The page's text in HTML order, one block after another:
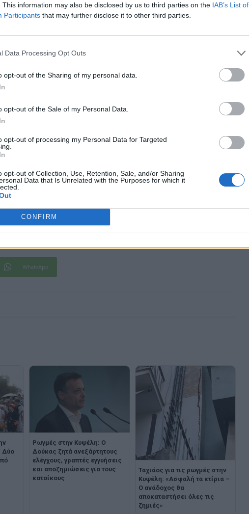
This information may also be disclosed by us to third parties on the IAB’s List of
Participants that may further disclose it to other third parties.
Data Processing Opt Outs
opt-out of the Sharing of my personal data.
opt-out of the Sale of my Personal Data.
opt-out of processing my Personal Data for Targeted
opt-out of Collection, Use, Retention, Sale, and/or Sharing
Data that Is Unrelated with the Purposes for which it
CONFIRM
γύρω στο 1930, ενώ ακόμα και τα γυαλιά του
τρισδιάστατης σάρωσης και εκτύπωσης.
μέσα στην πόλη και συνδέει την Αθήνα με άλλες
με αντίστοιχα γλυπτά. Παράλληλα, προπλάσματα του
δύο πόλεις που συνδέθηκαν έντονα με τη ζωή
Καβάφης.
WhatsApp
Δύο
Ρωγμές στην Κυψέλη: Ο
Δούκας ζητά ανεξάρτητους
ελέγχους, γραπτές εγγυήσεις
και αποζημιώσεις για τους
κατοίκους
Ταχιάος για τις ρωγμές στην
Κυψέλη: «Ασφαλή τα κτίρια –
Ο ανάδοχος θα
αποκαταστήσει όλες τις
ζημιές»